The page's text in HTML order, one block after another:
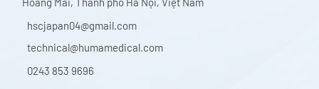
hscjapan04@gmail.com
technical@humamedical.com
0243 853 9696